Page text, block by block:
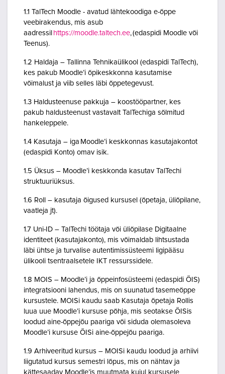
1.1 TalTech Moodle - avatud lähtekoodiga e-õppe
veebirakendus, mis asub
aadressil https://moodle.taltech.ee, (edaspidi Moodle või
Teenus).
1.2 Haldaja – Tallinna Tehnikaülikool (edaspidi TalTech),
kes pakub Moodle’i õpikeskkonna kasutamise
võimalust ja viib selles läbi õppetegevust.
1.3 Haldusteenuse pakkuja – koostööpartner, kes
pakub haldusteenust vastavalt TalTechiga sõlmitud
hankeleppele.
1.4 Kasutaja – iga Moodle’i keskkonnas kasutajakontot
(edaspidi Konto) omav isik.
1.5 Üksus – Moodle’i keskkonda kasutav TalTechi
struktuuriüksus.
1.6 Roll – kasutaja õigused kursusel (õpetaja, üliõpilane,
vaatleja jt).
1.7 Uni-ID – TalTechi töötaja või üliõpilase Digitaalne
identiteet (kasutajakonto), mis võimaldab lihtsustada
läbi ühtse ja turvalise autentimissüsteemi ligipääsu
ülikooli tsentraalsetele IKT ressurssidele.
1.8 MOIS – Moodle’i ja õppeinfosüsteemi (edaspidi ÕIS)
integratsiooni lahendus, mis on suunatud tasemeõppe
kursustele. MOISi kaudu saab Kasutaja õpetaja Rollis
luua uue Moodle’i kursuse põhja, mis seotakse ÕISis
loodud aine-õppejõu paariga või siduda olemasoleva
Moodle’i kursuse ÕISi aine-õppejõu paariga.
1.9 Arhiveeritud kursus – MOISi kaudu loodud ja arhiivi
liigutatud kursus semestri lõpus, mis on nähtav ja
kättesaadav Moodle’is muutmata kujul kursusele